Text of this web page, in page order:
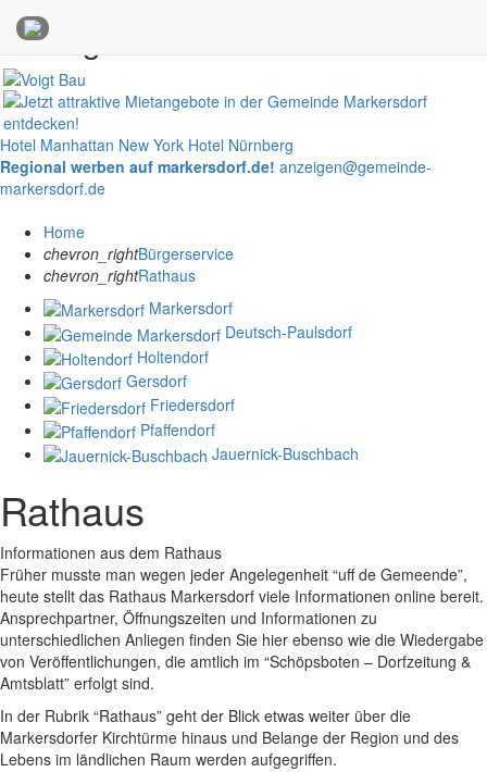
Anzeigen
Hotel Manhattan New York Hotel Nürnberg
Regional werben auf markersdorf.de! anzeigen@gemeinde-
markersdorf.de
Home
chevron_rightBürgerservice
chevron_rightRathaus
Markersdorf
Deutsch-Paulsdorf
Holtendorf
Gersdorf
Friedersdorf
Pfaffendorf
Jauernick-Buschbach
Rathaus
Informationen aus dem Rathaus
Früher musste man wegen jeder Angelegenheit “uff de Gemeende”,
heute stellt das Rathaus Markersdorf viele Informationen online bereit.
Ansprechpartner, Öffnungszeiten und Informationen zu
unterschiedlichen Anliegen finden Sie hier ebenso wie die Wiedergabe
von Veröffentlichungen, die amtlich im “Schöpsboten – Dorfzeitung &
Amtsblatt” erfolgt sind.
In der Rubrik “Rathaus” geht der Blick etwas weiter über die
Markersdorfer Kirchtürme hinaus und Belange der Region und des
Lebens im ländlichen Raum werden aufgegriffen.